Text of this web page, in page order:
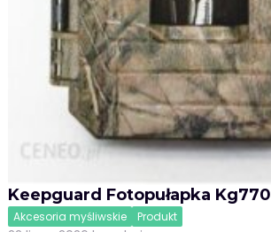
Keepguard Fotopułapka Kg770
Akcesoria myśliwskie Produkt